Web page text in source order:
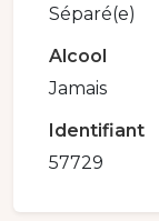
Séparé(e)
Alcool
Jamais
Identifiant
57729